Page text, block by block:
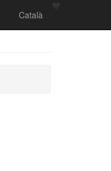
Català